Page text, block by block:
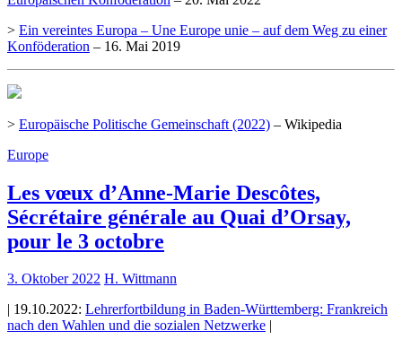
> Ein vereintes Europa – Une Europe unie – auf dem Weg zu einer
Konföderation – 16. Mai 2019
> Europäische Politische Gemeinschaft (2022) – Wikipedia
Europe
Les vœux d’Anne-Marie Descôtes,
Sécrétaire générale au Quai d’Orsay,
pour le 3 octobre
3. Oktober 2022 H. Wittmann
| 19.10.2022: Lehrerfortbildung in Baden-Württemberg: Frankreich
nach den Wahlen und die sozialen Netzwerke |